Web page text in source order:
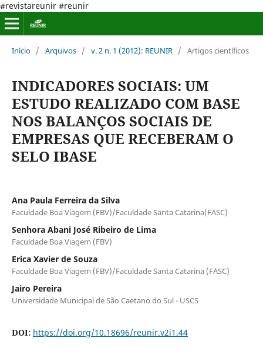
#revistareunir #reunir
Início / Arquivos / v. 2 n. 1 (2012): REUNIR / Artigos científicos
INDICADORES SOCIAIS: UM
ESTUDO REALIZADO COM BASE
NOS BALANÇOS SOCIAIS DE
EMPRESAS QUE RECEBERAM O
SELO IBASE
Ana Paula Ferreira da Silva
Faculdade Boa Viagem (FBV)/Faculdade Santa Catarina(FASC)
Senhora Abani José Ribeiro de Lima
Faculdade Boa Viagem (FBV)
Erica Xavier de Souza
Faculdade Boa Viagem (FBV)/Faculdade Santa Catarina (FASC)
Jairo Pereira
Universidade Municipal de São Caetano do Sul - USCS
DOI: https://doi.org/10.18696/reunir.v2i1.44